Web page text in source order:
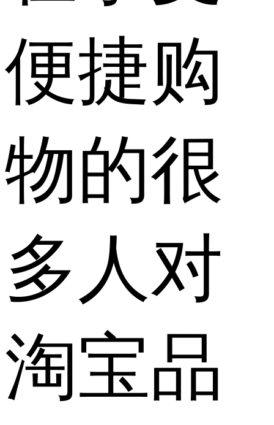
便捷购
物的很
多人对
淘宝品